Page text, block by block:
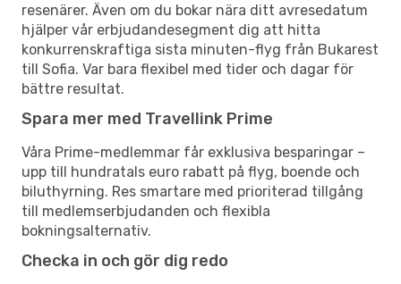
resenärer. Även om du bokar nära ditt avresedatum
hjälper vår erbjudandesegment dig att hitta
konkurrenskraftiga sista minuten-flyg från Bukarest
till Sofia. Var bara flexibel med tider och dagar för
bättre resultat.
Spara mer med Travellink Prime
Våra Prime-medlemmar får exklusiva besparingar –
upp till hundratals euro rabatt på flyg, boende och
biluthyrning. Res smartare med prioriterad tillgång
till medlemserbjudanden och flexibla
bokningsalternativ.
Checka in och gör dig redo